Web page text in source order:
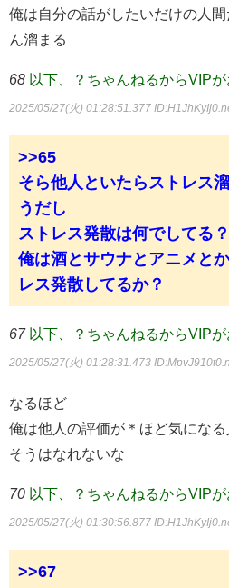
俺は自分の話がしたいだけの人
ん溜まる
68 以下、？ちゃんねるからVIP
2025/05/27(火) 01:28:51.377
>>65
そら他人といたらストレス
うだし
ストレス発散は何でしてる？
俺は酒とサウナとアニメと
レス発散してるか？
67 以下、？ちゃんねるからVIP
2025/05/27(火) 01:28:31.473
なるほど
俺は他人の評価が＊ほど気にな
そうはなれないな
70 以下、？ちゃんねるからVIP
2025/05/27(火) 01:30:56.877
>>67